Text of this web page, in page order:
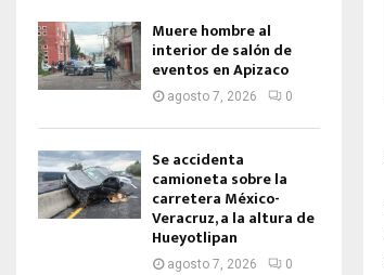
Muere hombre al
interior de salón de
eventos en Apizaco
agosto 7, 2026 0
Se accidenta
camioneta sobre la
carretera México-
Veracruz, a la altura de
Hueyotlipan
agosto 7, 2026 0